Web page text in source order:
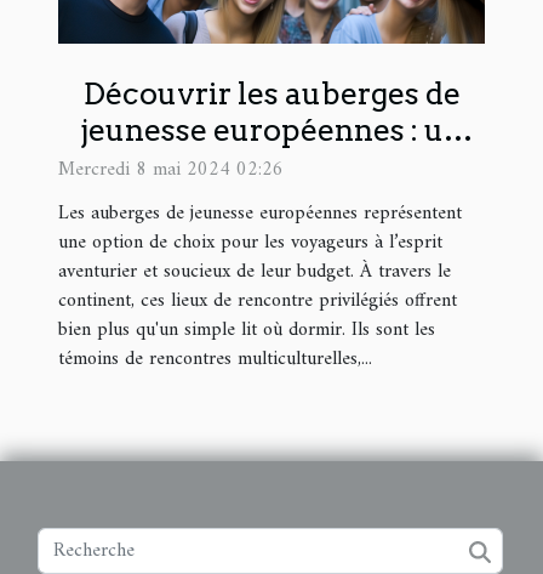
Découvrir les auberges de
jeunesse européennes : un
choix économique pour les
voyageurs aventureux
Mercredi 8 mai 2024 02:26
Les auberges de jeunesse européennes représentent
une option de choix pour les voyageurs à l’esprit
aventurier et soucieux de leur budget. À travers le
continent, ces lieux de rencontre privilégiés offrent
bien plus qu'un simple lit où dormir. Ils sont les
témoins de rencontres multiculturelles,...